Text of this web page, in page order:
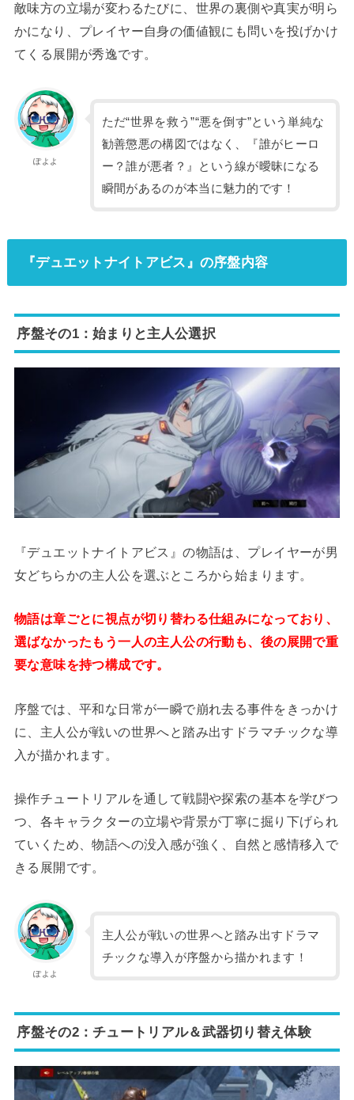
敵味方の立場が変わるたびに、世界の裏側や真実が明ら
かになり、プレイヤー自身の価値観にも問いを投げかけ
てくる展開が秀逸です。
ぽよよ
ただ“世界を救う”“悪を倒す”という単純な
勧善懲悪の構図ではなく、『誰がヒーロ
ー？誰が悪者？』という線が曖昧になる
瞬間があるのが本当に魅力的です！
『デュエットナイトアビス』の序盤内容
序盤その1：始まりと主人公選択
『デュエットナイトアビス』の物語は、プレイヤーが男
女どちらかの主人公を選ぶところから始まります。
物語は章ごとに視点が切り替わる仕組みになっており、
選ばなかったもう一人の主人公の行動も、後の展開で重
要な意味を持つ構成です。
序盤では、平和な日常が一瞬で崩れ去る事件をきっかけ
に、主人公が戦いの世界へと踏み出すドラマチックな導
入が描かれます。
操作チュートリアルを通して戦闘や探索の基本を学びつ
つ、各キャラクターの立場や背景が丁寧に掘り下げられ
ていくため、物語への没入感が強く、自然と感情移入で
きる展開です。
ぽよよ
主人公が戦いの世界へと踏み出すドラマ
チックな導入が序盤から描かれます！
序盤その2：チュートリアル＆武器切り替え体験